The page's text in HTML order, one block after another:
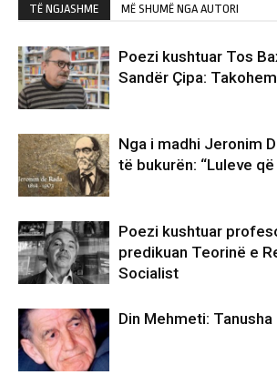
TË NGJASHME MË SHUMË NGA AUTORI
Poezi kushtuar Tos
Sandër Çipa:
Nga i madhi Jeronim
të bukurën: “Luleve
Poezi kushtuar
predikuan Teorinë e
Socialist
Din Mehmeti: Tanusha